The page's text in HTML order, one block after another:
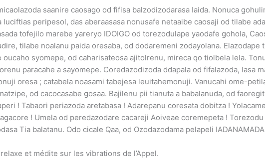
saanire caosago od fifisa balzodizodarasa Iaida. Nonuca
peripesol, das aberaasasa nonusafe netaaibe caosaji od tilabe
tofejilo marebe yareryo IDOIGO od torezodulape yaodafe gohola,
tilabe noalanu paida oresaba, od dodaremeni zodayolana.
oucaho syomepe, od caharisateosa ajitolrenu, mireca qo tiolbela lela.
paracahe a sayomepe. Coredazodizoda ddapala od fifalazoda, lasa
oresa ; catabela noasami tabejesa leuitahemonuji. Vanucahi ome-
od cacocasabe gosaa. Bajilenu pii tianuta a babalanuda, od
! Tabaori periazoda aretabasa ! Adarepanu coresata dobitza !
! Umela od peredazodare cacareji Aoiveae coremepeta !
Tia balatanu. Odo cicale Qaa, od Ozodazodama pelapeli IADANAMADA
et médite sur les vibrations de l’Appel.